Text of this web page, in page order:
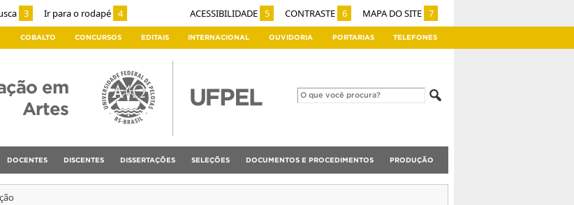
3 Ir para o rodapé 4 ACESSIBILIDADE 5 CONTRASTE 6 MAPA DO SITE 7
COBALTO CONCURSOS EDITAIS INTERNACIONAL OUVIDORIA PORTARIAS TELEFONES
em
Artes
DOCENTES DISCENTES DISSERTAÇÕES SELEÇÕES DOCUMENTOS E PROCEDIMENTOS PRODUÇÃO